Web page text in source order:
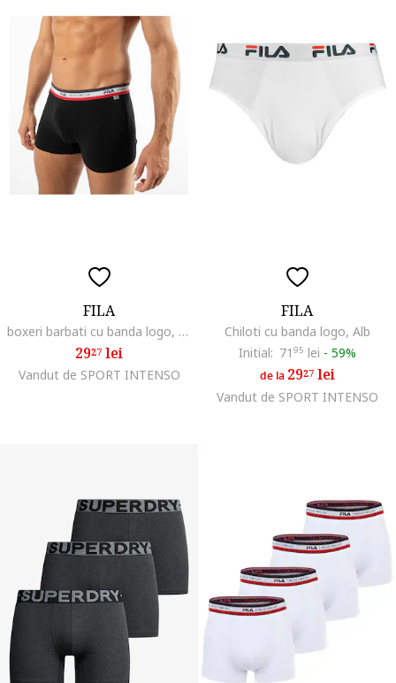
FILA
boxeri barbati cu banda logo, negru, Negru
2927 lei
Vandut de SPORT INTENSO
FILA
Chiloti cu banda logo, Alb
Initial: 71 95 lei - 59%
de la 2927lei
Vandut de SPORT INTENSO